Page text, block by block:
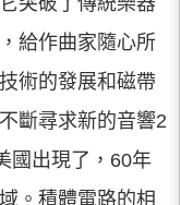
給作曲家隨心所
術的發展和磁帶
斷尋求新的音響2
國出現了，60年
。積體電路的相